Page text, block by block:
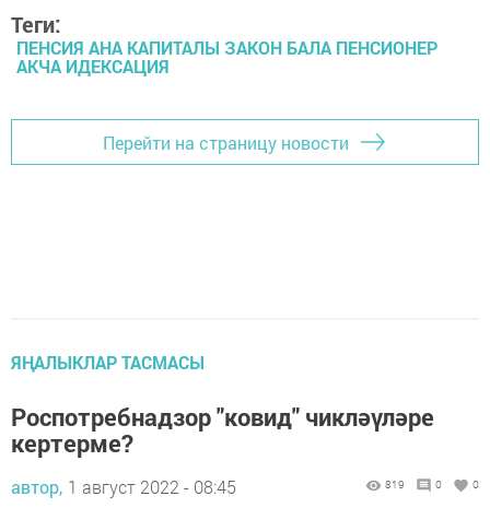
Теги:
ПЕНСИЯ АНА КАПИТАЛЫ ЗАКОН БАЛА ПЕНСИОНЕР
АКЧА ИДЕКСАЦИЯ
Перейти на страницу новости
ЯҢАЛЫКЛАР ТАСМАСЫ
Роспотребнадзор "ковид" чикләүләре
кертерме?
автор, 1 август 2022 - 08:45 819 0 0